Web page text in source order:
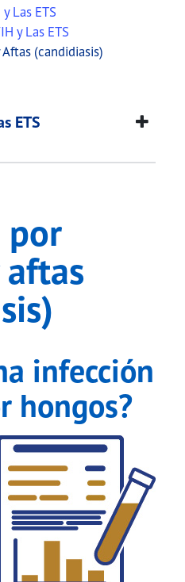
Las ETS
y Las ETS
(candidiasis)
about Infección
ETS
por
infección
hongos?